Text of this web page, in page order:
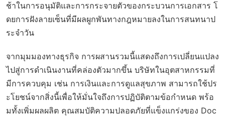
ช้าในการอนุมัติและการกระจายตัวของกระบวนการเอกสาร โ
ดยการฝังลายเซ็นที่มีผลผูกพันทางกฎหมายลงในการสนทนาป
ระจำวัน
จากมุมมองทางธุรกิจ การผสานรวมนี้แสดงถึงการเปลี่ยนแปลง
ไปสู่การดำเนินงานที่คล่องตัวมากขึ้น บริษัทในอุตสาหกรรมที่
มีการควบคุม เช่น การเงินและการดูแลสุขภาพ สามารถใช้ปร
ะโยชน์จากสิ่งนี้เพื่อให้มั่นใจถึงการปฏิบัติตามข้อกำหนด พร้อ
มทั้งเพิ่มผลผลิต คุณสมบัติความปลอดภัยที่แข็งแกร่งของ Doc